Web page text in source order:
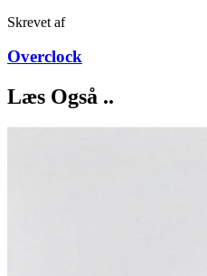
Skrevet af
Overclock
Læs Også ..